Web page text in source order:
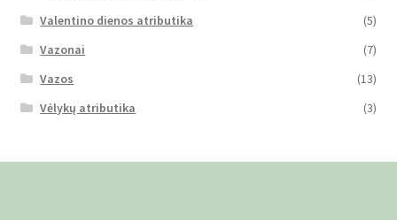
Valentino dienos atributika
(5)
Vazonai
(7)
Vazos
(13)
Vėlykų atributika
(3)